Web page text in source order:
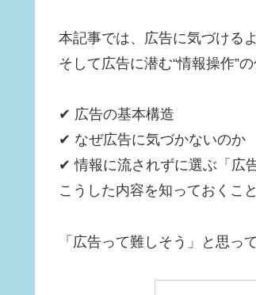
本記事では、広告に気づける
そして広告に潜む“情報操作”
✔ 広告の基本構造
✔ なぜ広告に気づかないのか
✔ 情報に流されずに選ぶ「広
こうした内容を知っておくこ
「広告って難しそう」と思っ